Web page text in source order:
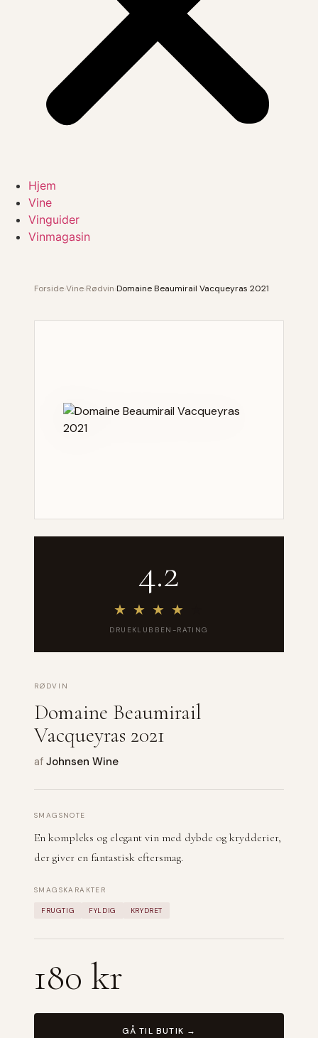
Hjem
Vine
Vinguider
Vinmagasin
ForsideVine Rødvin Domaine Beaumirail Vacqueyras 2021
4.2
★ ★ ★ ★
DRUEKLUBBEN-RATING
RØDVIN
Domaine Beaumirail
Vacqueyras 2021
af Johnsen Wine
SMAGSNOTE
En kompleks og elegant vin med dybde og krydderier,
der giver en fantastisk eftersmag.
SMAGSKARAKTER
FRUGTIG FYLDIG KRYDRET
180 kr
GÅ TIL BUTIK →